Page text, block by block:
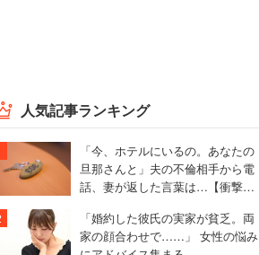
人気記事ランキング
「今、ホテルにいるの。あなたの
旦那さんと」夫の不倫相手から電
話、妻が返した言葉は…【衝撃エ
「婚約した彼氏の実家が貧乏。両
家の顔合わせで……」 女性の悩み